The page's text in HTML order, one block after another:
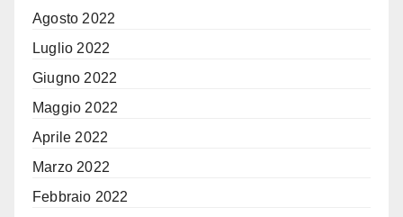
Agosto 2022
Luglio 2022
Giugno 2022
Maggio 2022
Aprile 2022
Marzo 2022
Febbraio 2022